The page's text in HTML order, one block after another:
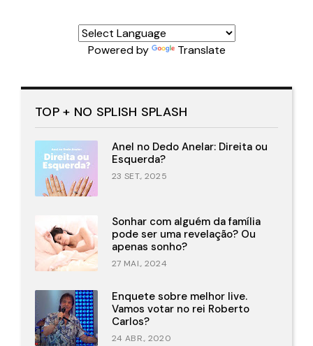
Powered by Translate
TOP + NO SPLISH SPLASH
Anel no Dedo Anelar: Direita ou
Esquerda?
23 SET., 2025
Sonhar com alguém da família
pode ser uma revelação? Ou
apenas sonho?
27 MAI., 2024
Enquete sobre melhor live.
Vamos votar no rei Roberto
Carlos?
24 ABR., 2020